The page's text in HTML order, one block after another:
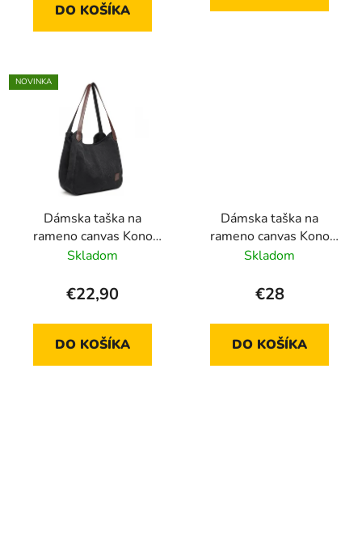
DO KOŠÍKA
NOVINKA
Dámska taška na
rameno canvas Kono
Saviora EB2040L čierna
Skladom
€22,90
DO KOŠÍKA
Dámska taška na
rameno canvas Kono
Saviora L sivá
Skladom
€28
DO KOŠÍKA